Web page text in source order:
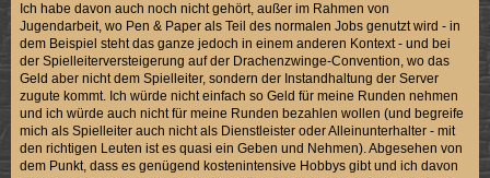
Ich habe davon auch noch nicht gehört, außer im Rahmen von
Jugendarbeit, wo Pen & Paper als Teil des normalen Jobs genutzt wird - in
dem Beispiel steht das ganze jedoch in einem anderen Kontext - und bei
der Spielleiterversteigerung auf der Drachenzwinge-Convention, wo das
Geld aber nicht dem Spielleiter, sondern der Instandhaltung der Server
zugute kommt. Ich würde nicht einfach so Geld für meine Runden nehmen
und ich würde auch nicht für meine Runden bezahlen wollen (und begreife
mich als Spielleiter auch nicht als Dienstleister oder Alleinunterhalter - mit
den richtigen Leuten ist es quasi ein Geben und Nehmen). Abgesehen von
dem Punkt, dass es genügend kostenintensive Hobbys gibt und ich davon